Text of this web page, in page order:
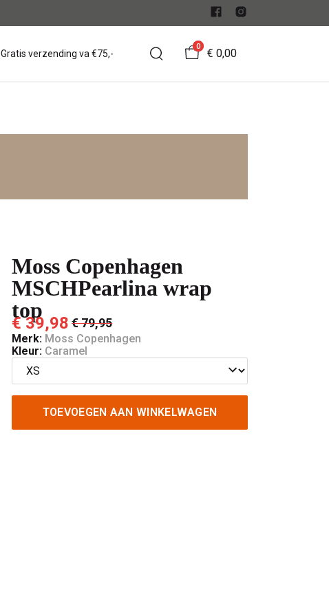
Gratis verzending va €75,-
0
€ 0,00
Moss Copenhagen
MSCHPearlina wrap
top
€ 39,98 € 79,95
Merk: Moss Copenhagen
Kleur: Caramel
TOEVOEGEN AAN WINKELWAGEN